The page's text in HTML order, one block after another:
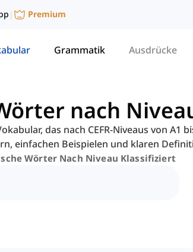
| Premium
Grammatik Ausdrücke
nach
das nach CEFR-Niveaus von A1
einfachen Beispielen und klaren
Wörter Nach Niveau Klassifiziert